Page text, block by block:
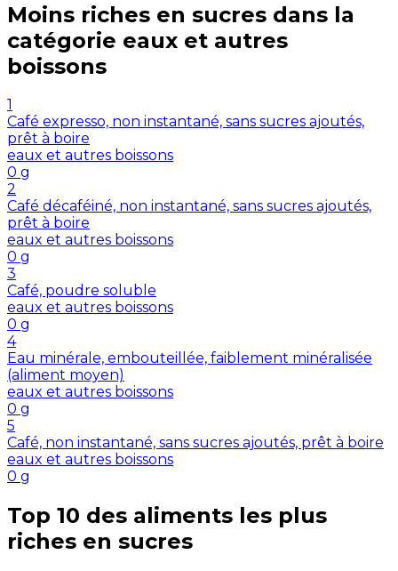
Moins riches en sucres dans la
catégorie eaux et autres
boissons
1
Café expresso, non instantané, sans sucres ajoutés,
prêt à boire
eaux et autres boissons
0 g
2
Café décaféiné, non instantané, sans sucres ajoutés,
prêt à boire
eaux et autres boissons
0 g
3
Café, poudre soluble
eaux et autres boissons
0 g
4
Eau minérale, embouteillée, faiblement minéralisée
(aliment moyen)
eaux et autres boissons
0 g
5
Café, non instantané, sans sucres ajoutés, prêt à boire
eaux et autres boissons
0 g
Top 10 des aliments les plus
riches en sucres